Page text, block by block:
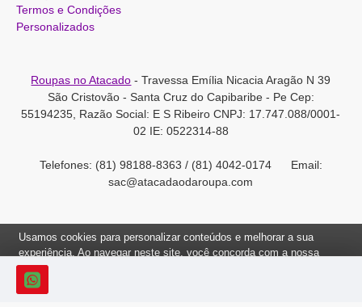
Termos e Condições
Personalizados
Roupas no Atacado - Travessa Emília Nicacia Aragão N 39
São Cristovão - Santa Cruz do Capibaribe - Pe Cep:
55194235, Razão Social: E S Ribeiro CNPJ: 17.747.088/0001-
02 IE: 0522314-88
Telefones: (81) 98188-8363 / (81) 4042-0174 Email:
sac@atacadaodaroupa.com
Roupas no Atacado 2012-2022, Todos os direitos reservados.
Usamos cookies para personalizar conteúdos e melhorar a sua
experiência. Ao navegar neste site, você concorda com a nossa
Política de Cookies.